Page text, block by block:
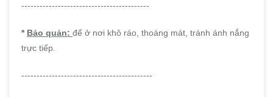
------------------------------------------
* Bảo quản: để ở nơi khô ráo, thoáng mát, tránh ánh nắng
trực tiếp.
-------------------------------------------